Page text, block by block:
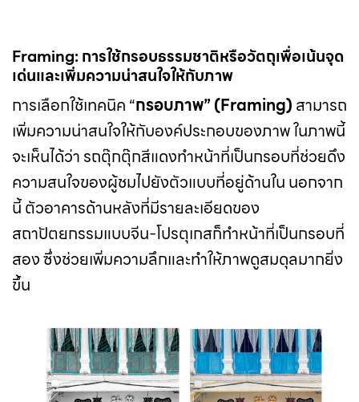
Framing: การใช้กรอบธรรมชาติหรือวัตถุเพื่อเน้นจุด
เด่นและเพิ่มความน่าสนใจให้กับภาพ
การเลือกใช้เทคนิค “กรอบภาพ” (Framing)สามารถ
เพิ่มความน่าสนใจให้กับองค์ประกอบของภาพ ในภาพนี้
จะเห็นได้ว่า รถตุ๊กตุ๊กสีแดงทำหน้าที่เป็นกรอบที่ช่วยดึง
ความสนใจของผู้ชมไปยังตัวแบบที่อยู่ด้านใน นอกจาก
นี้ ตัวอาคารด้านหลังที่มีรายละเอียดของ
สถาปัตยกรรมแบบจีน-โปรตุเกสก็ทำหน้าที่เป็นกรอบที่
สอง ซึ่งช่วยเพิ่มความลึกและทำให้ภาพดูสมดุลมากยิ่ง
ขึ้น